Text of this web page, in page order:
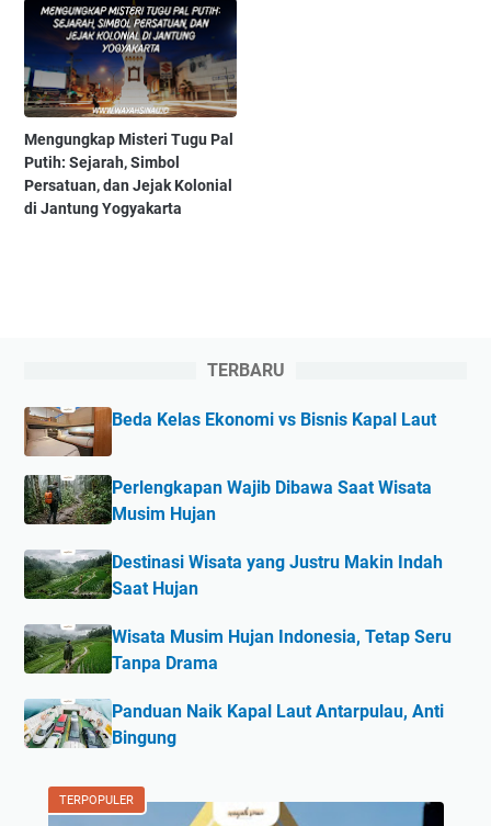
Mengungkap Misteri Tugu Pal
Putih: Sejarah, Simbol
Persatuan, dan Jejak Kolonial
di Jantung Yogyakarta
TERBARU
Beda Kelas Ekonomi vs Bisnis Kapal Laut
Perlengkapan Wajib Dibawa Saat Wisata
Musim Hujan
Destinasi Wisata yang Justru Makin Indah
Saat Hujan
Wisata Musim Hujan Indonesia, Tetap Seru
Tanpa Drama
Panduan Naik Kapal Laut Antarpulau, Anti
Bingung
TERPOPULER